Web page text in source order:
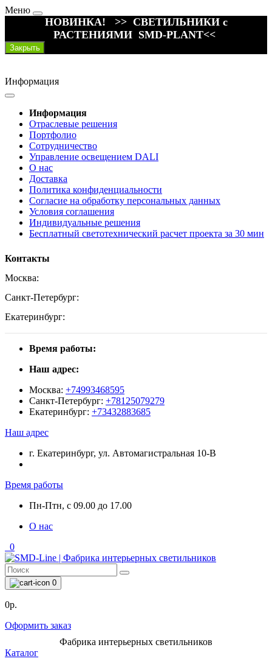
Меню
НОВИНКА! >> СВЕТИЛЬНИКИ с
РАСТЕНИЯМИ SMD-PLANT<<
Закрыть
Информация
Информация
Отраслевые решения
Портфолио
Сотрудничество
Управление освещением DALI
О нас
Доставка
Политика конфиденциальности
Согласие на обработку персональных данных
Условия соглашения
Индивидуальные решения
Бесплатный светотехнический расчет проекта за 30 мин
Контакты
Москва:
Санкт-Петербург:
Екатеринбург:
Время работы:
Наш адрес:
Москва: +74993468595
Санкт-Петербург: +78125079279
Екатеринбург: +73432883685
Наш адрес
г. Екатеринбург, ул. Автомагистральная 10-В
Время работы
Пн-Птн, с 09.00 до 17.00
О нас
0
0
0р.
Оформить заказ
Фабрика интерьерных светильников
Каталог